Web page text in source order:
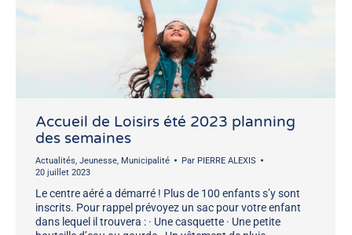
Accueil de Loisirs été 2023 planning
des semaines
Actualités Jeunesse Municipalité Par PIERRE ALEXIS
20 juillet 2023
Le centre aéré a démarré ! Plus de 100 enfants s’y sont
inscrits. Pour rappel prévoyez un sac pour votre enfant
dans lequel il trouvera : · Une casquette · Une petite